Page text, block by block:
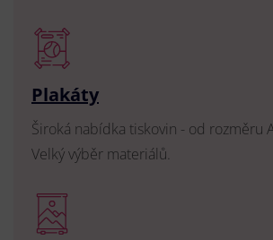
Plakáty
Široká nabídka tiskovin - od rozměru
Velký výběr materiálů.